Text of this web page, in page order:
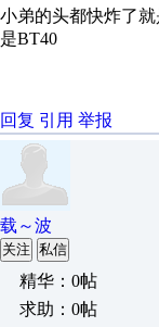
小弟的头都快炸了
是BT40 这
回复 引用 举报
载～波
关注 私信
精华：0帖
求助：0帖